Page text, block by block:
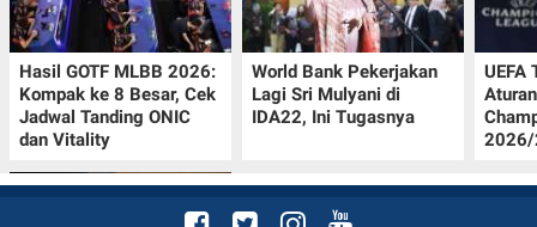
Hasil GOTF MLBB 2026:
Kompak ke 8 Besar, Cek
Jadwal Tanding ONIC
dan Vitality
World Bank Pekerjakan
Lagi Sri Mulyani di
IDA22, Ini Tugasnya
UEFA
2026/